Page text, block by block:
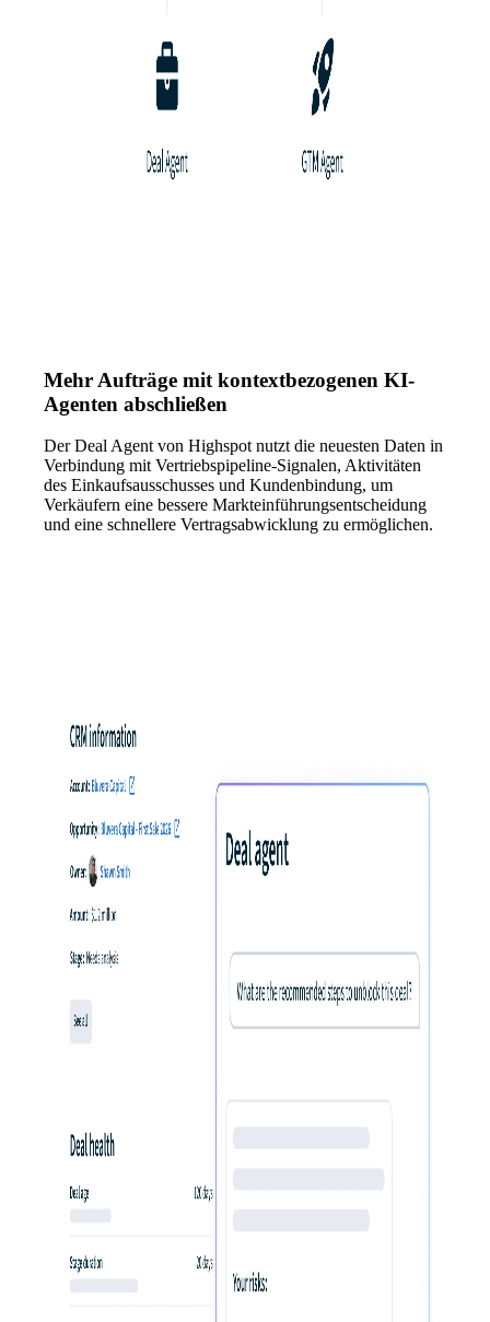
Mehr Aufträge mit kontextbezogenen KI-
Agenten abschließen
Der Deal Agent von Highspot nutzt die neuesten Daten in
Verbindung mit Vertriebspipeline-Signalen, Aktivitäten
des Einkaufsausschusses und Kundenbindung, um
Verkäufern eine bessere Markteinführungsentscheidung
und eine schnellere Vertragsabwicklung zu ermöglichen.